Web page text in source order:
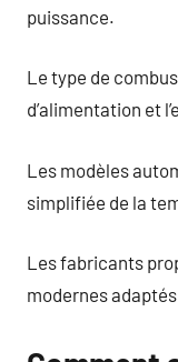
puissance.
Le type de
d’alimentation et
Les modèles
simplifiée de la
Les fabricants
modernes